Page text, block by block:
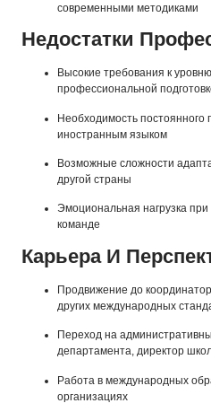
современными методиками
Недостатки
Высокие требования к
профессиональной
Необходимость
иностранным языком
Возможные сложности
другой страны
Эмоциональная нагрузка при
команде
Карьера И
Продвижение до
других международных
Переход на
департамента, директор
Работа в международных
организациях